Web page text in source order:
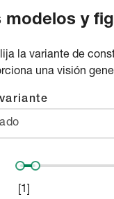
modelos y
la variante de
una visión
1